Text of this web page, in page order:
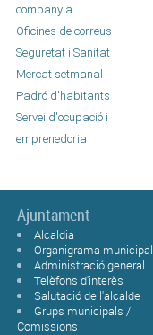
companyia
Oficines de correus
Seguretat i Sanitat
Mercat setmanal
Padró d'habitants
Servei d'ocupació i
emprenedoria
Ajuntament
Alcaldia
Organigrama municipal
Administració general
Telèfons d'interès
Salutació de l'alcalde
Grups municipals /
Comissions